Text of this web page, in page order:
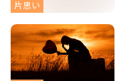
片思い